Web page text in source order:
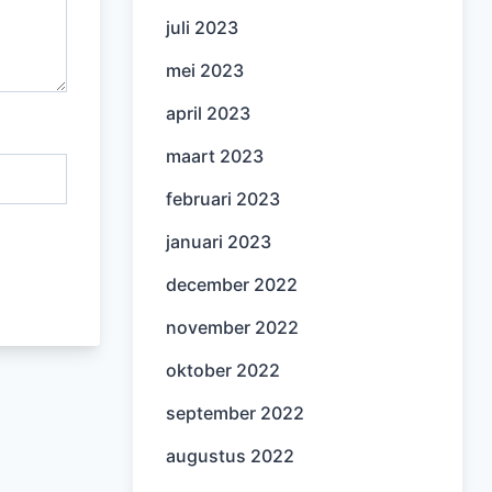
juli 2023
mei 2023
april 2023
maart 2023
februari 2023
januari 2023
december 2022
november 2022
oktober 2022
september 2022
augustus 2022